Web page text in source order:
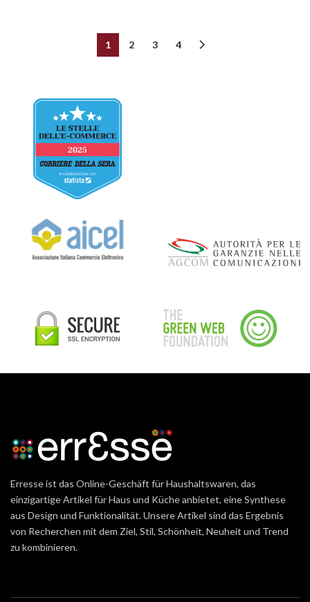
1 2 3 4
Erresse ist das Online-Geschäft für Haushaltswaren, das
einzigartige Artikel für Haus und Küche anbietet, eine Synthese
aus Design und Funktionalität. Unsere Artikel sind das Ergebnis
von Recherchen mit dem Ziel, Stil, Schönheit, Neuheit und Trend
zu kombinieren.